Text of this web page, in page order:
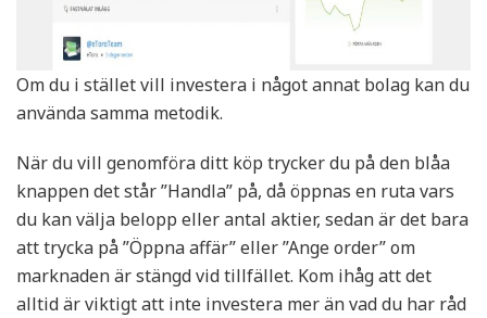
Om du i stället vill investera i något annat bolag kan du
använda samma metodik.
När du vill genomföra ditt köp trycker du på den blåa
knappen det står ”Handla” på, då öppnas en ruta vars
du kan välja belopp eller antal aktier, sedan är det bara
att trycka på ”Öppna affär” eller ”Ange order” om
marknaden är stängd vid tillfället. Kom ihåg att det
alltid är viktigt att inte investera mer än vad du har råd